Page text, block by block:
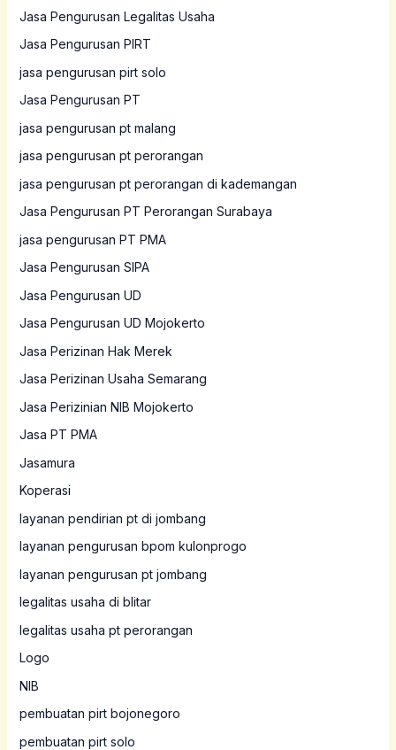
Jasa Pengurusan Legalitas Usaha
Jasa Pengurusan PIRT
jasa pengurusan pirt solo
Jasa Pengurusan PT
jasa pengurusan pt malang
jasa pengurusan pt perorangan
jasa pengurusan pt perorangan di kademangan
Jasa Pengurusan PT Perorangan Surabaya
jasa pengurusan PT PMA
Jasa Pengurusan SIPA
Jasa Pengurusan UD
Jasa Pengurusan UD Mojokerto
Jasa Perizinan Hak Merek
Jasa Perizinan Usaha Semarang
Jasa Perizinian NIB Mojokerto
Jasa PT PMA
Jasamura
Koperasi
layanan pendirian pt di jombang
layanan pengurusan bpom kulonprogo
layanan pengurusan pt jombang
legalitas usaha di blitar
legalitas usaha pt perorangan
Logo
NIB
pembuatan pirt bojonegoro
pembuatan pirt solo